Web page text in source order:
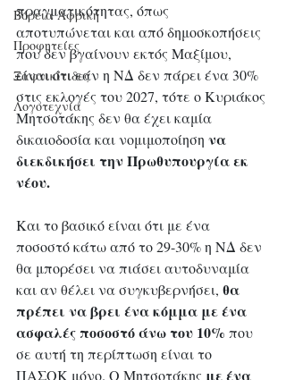
Βόρεια Αφρική
Προφητείες
Ξαφνικίτιδες
Λογοτεχνία
πραγματικότητας, όπως
αποτυπώνεται και από δημοσκοπήσεις
που δεν βγαίνουν εκτός Μαξίμου,
είναι ότι εάν η ΝΔ δεν πάρει ένα 30%
στις εκλογές του 2027, τότε ο Κυριάκος
Μητσοτάκης δεν θα έχει καμία
δικαιοδοσία και νομιμοποίηση να
διεκδικήσει την Πρωθυπουργία εκ
νέου.
Και το βασικό είναι ότι με ένα
ποσοστό κάτω από το 29-30% η ΝΔ δεν
θα μπορέσει να πιάσει αυτοδυναμία
και αν θέλει να συγκυβερνήσει, θα
πρέπει να βρει ένα κόμμα με ένα
ασφαλές ποσοστό άνω του 10% που
σε αυτή τη περίπτωση είναι το
ΠΑΣΟΚ μόνο. Ο Μητσοτάκης με ένα